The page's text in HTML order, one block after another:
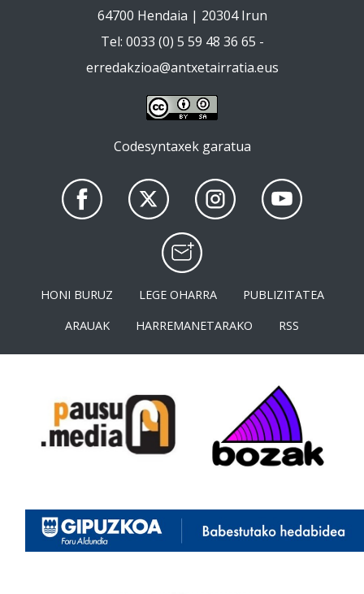
64700 Hendaia | 20304 Irun
Tel: 0033 (0) 5 59 48 36 65 -
erredakzioa@antxetairratia.eus
Codesyntaxek garatua
HONI BURUZ LEGE OHARRA
PUBLIZITATEA
ARAUAK
HARREMANETARAKO RSS